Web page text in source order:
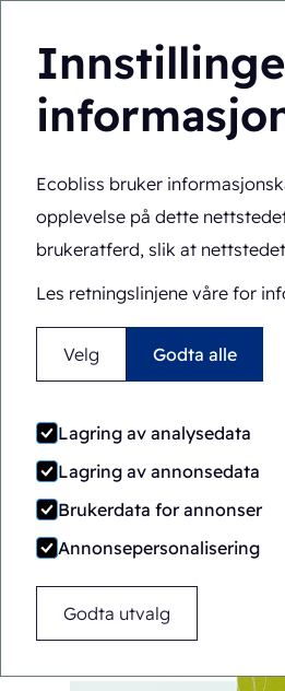
Ecobliss bruker
opplevelse på dette
brukeratferd, slik at
Les retningslinjene våre for
Velg Godta alle
Lagring av analysedata
Lagring av annonsedata
Brukerdata for annonser
Annonsepersonalisering
Godta utvalg